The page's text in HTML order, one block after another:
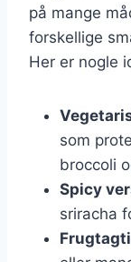
på mange
forskellige
Her er nogle
som
broccoli
Spicy
sriracha